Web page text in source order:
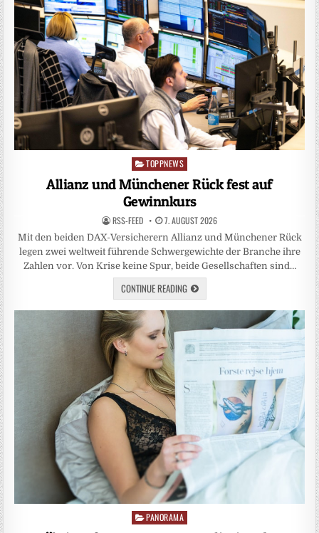
Posted
in
TOPPNEWS
Allianz und Münchener Rück fest auf
Gewinnkurs
RSS-FEED 7. AUGUST 2026
Mit den beiden DAX-Versicherern Allianz und Münchener Rück
legen zwei weltweit führende Schwergewichte der Branche ihre
Zahlen vor. Von Krise keine Spur, beide Gesellschaften sind…
CONTINUE READING
Posted
PANORAMA